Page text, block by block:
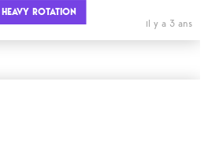
HEAVY ROTATION
il y a 3 ans